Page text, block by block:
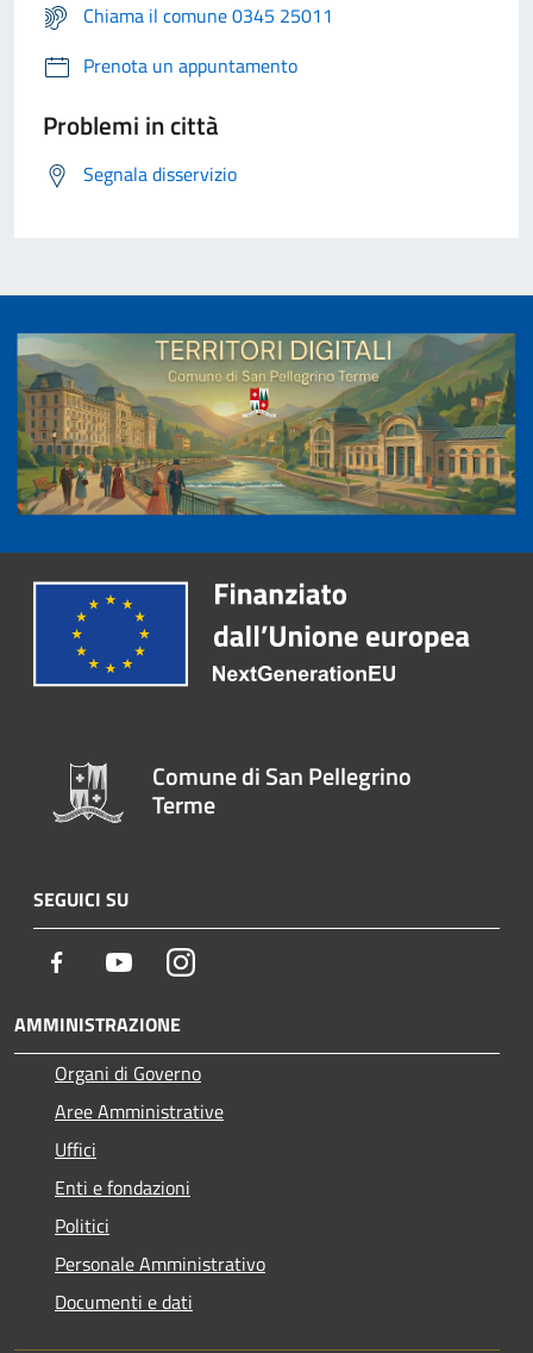
Chiama il comune 0345 25011
Prenota un appuntamento
Problemi in città
Segnala disservizio
Comune di San Pellegrino
Terme
SEGUICI SU
Facebook YoutubeInstagram
AMMINISTRAZIONE
Organi di Governo
Aree Amministrative
Uffici
Enti e fondazioni
Politici
Personale Amministrativo
Documenti e dati